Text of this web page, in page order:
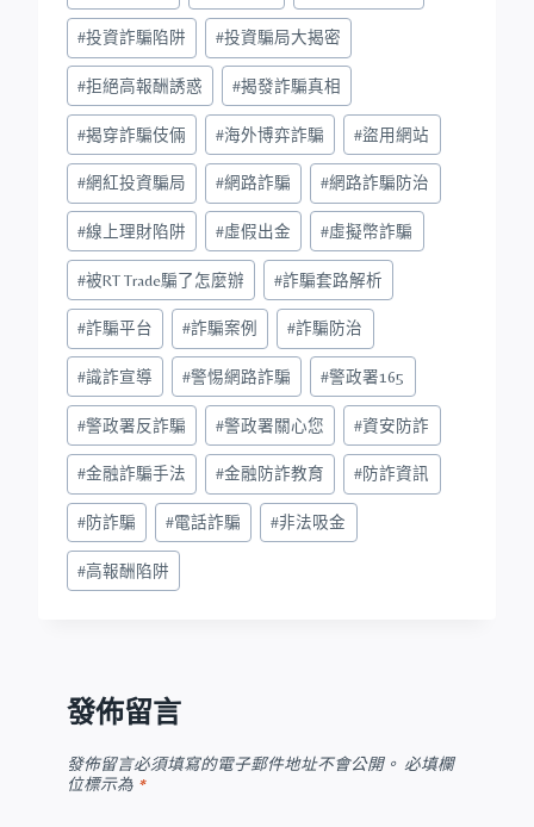
#投資詐騙陷阱 #投資騙局大揭密
#拒絕高報酬誘惑 #揭發詐騙真相
#揭穿詐騙伎倆 #海外博弈詐騙 #盜用網站
#網紅投資騙局 #網路詐騙 #網路詐騙防治
#線上理財陷阱 #虛假出金 #虛擬幣詐騙
#被RT Trade騙了怎麼辦 #詐騙套路解析
#詐騙平台 #詐騙案例 #詐騙防治
#識詐宣導 #警惕網路詐騙 #警政署165
#警政署反詐騙 #警政署關心您 #資安防詐
#金融詐騙手法 #金融防詐教育 #防詐資訊
#防詐騙 #電話詐騙 #非法吸金
#高報酬陷阱
發佈留言
發佈留言必須填寫的電子郵件地址不會公開。 必填欄
位標示為 *